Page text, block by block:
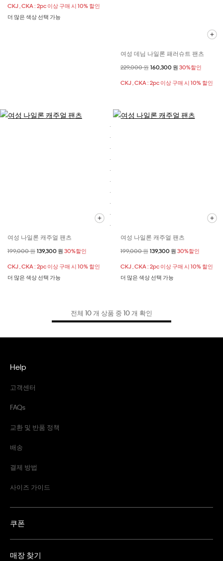
CKJ , CKA : 2pc 이상 구매 시 10% 할인
더 많은 색상 선택 가능
여성 데님 나일론 패러슈트 팬츠
할인 전 가격
229,000 원할인된 가격
160,300 원 30%할인
CKJ , CKA : 2pc 이상 구매 시 10% 할인
여성 나일론 캐주얼 팬츠
할인 전 가격
199,000 원 할인된 가격
139,300 원 30%할인
CKJ , CKA : 2pc 이상 구매 시 10% 할인
더 많은 색상 선택 가능
여성 나일론 캐주얼 팬츠
할인 전 가격
199,000 원할인된 가격
139,300 원 30%할인
CKJ , CKA : 2pc 이상 구매 시 10% 할인
더 많은 색상 선택 가능
전체 10 개 상품 중 10 개 확인
Help
고객센터
FAQs
교환 및 반품 정책
배송
결제 방법
사이즈 가이드
쿠폰
매장 찾기